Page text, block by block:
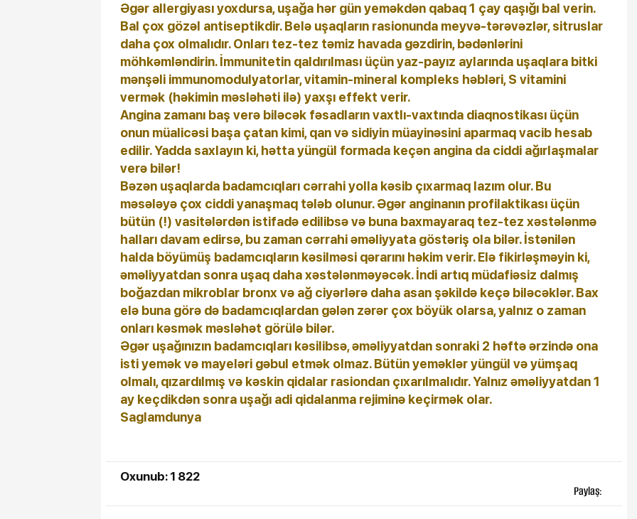
Əgər allergiyası yoxdursa, uşağa hər gün yeməkdən qabaq 1 çay qaşığı bal verin.
Bal çox gözəl antiseptikdir. Belə uşaqların rasionunda meyvə-tərəvəzlər, sitruslar
daha çox olmalıdır. Onları tez-tez təmiz havada gəzdirin, bədənlərini
möhkəmləndirin. İmmunitetin qaldırılması üçün yaz-payız aylarında uşaqlara bitki
mənşəli immunomodulyatorlar, vitamin-mineral kompleks həbləri, S vitamini
vermək (həkimin məsləhəti ilə) yaxşı effekt verir.
Angina zamanı baş verə biləcək fəsadların vaxtlı-vaxtında diaqnostikası üçün
onun müalicəsi başa çatan kimi, qan və sidiyin müayinəsini aparmaq vacib hesab
edilir. Yadda saxlayın ki, hətta yüngül formada keçən angina da ciddi ağırlaşmalar
verə bilər!
Bəzən uşaqlarda badamcıqları cərrahi yolla kəsib çıxarmaq lazım olur. Bu
məsələyə çox ciddi yanaşmaq tələb olunur. Əgər anginanın profilaktikası üçün
bütün (!) vasitələrdən istifadə edilibsə və buna baxmayaraq tez-tez xəstələnmə
halları davam edirsə, bu zaman cərrahi əməliyyata göstəriş ola bilər. İstənilən
halda böyümüş badamcıqların kəsilməsi qərarını həkim verir. Elə fikirləşməyin ki,
əməliyyatdan sonra uşaq daha xəstələnməyəcək. İndi artıq müdafiəsiz dalmış
boğazdan mikroblar bronx və ağ ciyərlərə daha asan şəkildə keçə biləcəklər. Bax
elə buna görə də badamcıqlardan gələn zərər çox böyük olarsa, yalnız o zaman
onları kəsmək məsləhət görülə bilər.
Əgər uşağınızın badamcıqları kəsilibsə, əməliyyatdan sonraki 2 həftə ərzində ona
isti yemək və mayeləri gəbul etmək olmaz. Bütün yeməklər yüngül və yümşaq
olmalı, qızardılmış və kəskin qidalar rasiondan çıxarılmalıdır. Yalnız əməliyyatdan 1
ay keçdikdən sonra uşağı adi qidalanma rejiminə keçirmək olar.
Saglamdunya
Oxunub: 1 822
Paylaş: